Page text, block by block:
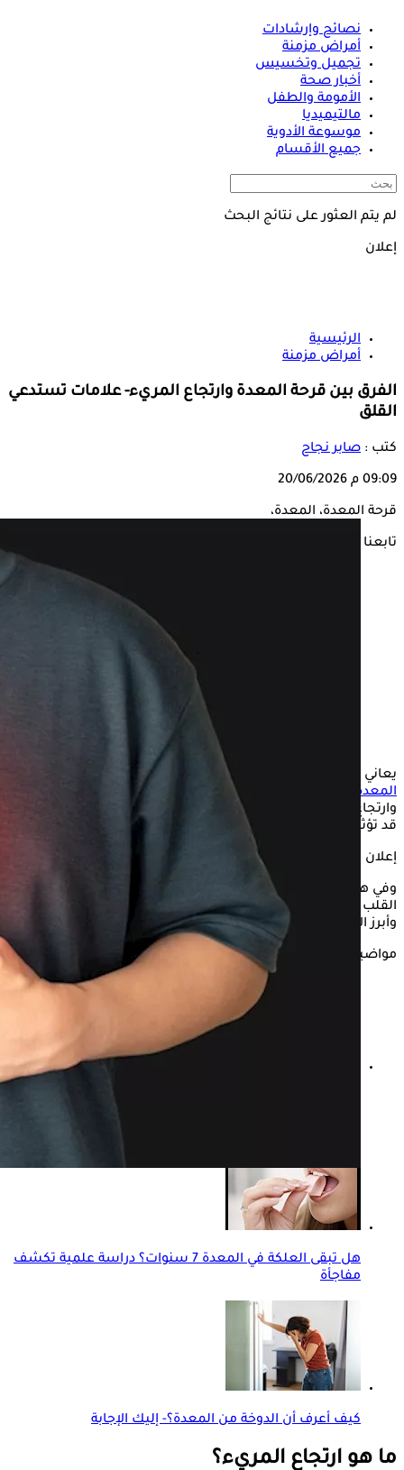
نصائح وإرشادات
أمراض مزمنة
تجميل وتخسيس
أخبار صحة
الأمومة والطفل
مالتيميديا
موسوعة الأدوية
جميع الأقسام
لم يتم العثور على نتائج البحث
إعلان
الرئيسية
أمراض مزمنة
الفرق بين قرحة المعدة وارتجاع المريء- علامات تستدعي
القلق
كتب : صابر نجاح
09:09 م 20/06/2026
قرحة المعدة، المعدة،
تابعنا على
يعاني بعض الأشخاص من أعراض متشابهة مثل الحرقان وألم
المعدة
واضطرابات الهضم، ما يجعل التفرقة بين
وارتجاع المريء أمرًا صعبًا في بعض الأحيان، خاصة أن كلتا الحالتين
قد تؤثران على الجهاز الهضمي وتسببان شعورًا بعدم الراحة.
إعلان
وفي هذا السياق، يوضح الدكتور شريف حسين، استشاري أمراض
القلب والأوعية الدموية، الفرق بين قرحة المعدة وارتجاع المريء،
وأبرز الأعراض التي تستدعي مراجعة الطبيب.
مواضيع ذات صلة
هل تبقى العلكة في المعدة 7 سنوات؟ دراسة علمية تكشف
مفاجأة
كيف أعرف أن الدوخة من المعدة؟- إليك الإجابة
ما هو ارتجاع المريء؟